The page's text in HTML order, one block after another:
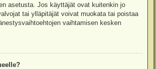
asetusta. Jos käyttäjät ovat kuitenkin jo
tai ylläpitäjät voivat muokata tai poistaa
vaihtamisen kesken